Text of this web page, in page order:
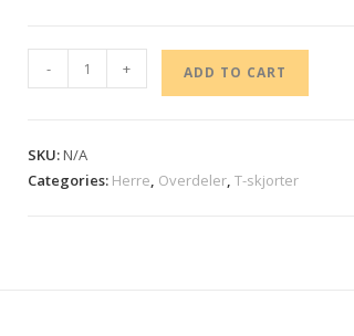
- + ADD TO CART
SKU:N/A
Categories: Herre, Overdeler, T-skjorter